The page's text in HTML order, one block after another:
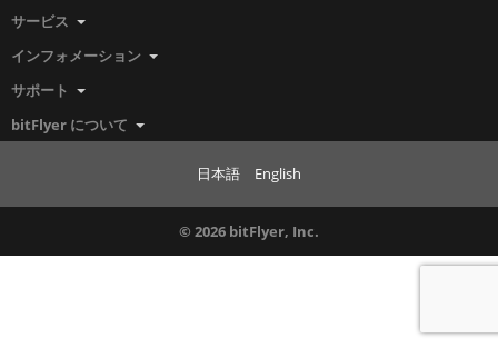
サービス
インフォメーション
サポート
bitFlyer について
日本語 English
© 2026 bitFlyer, Inc.